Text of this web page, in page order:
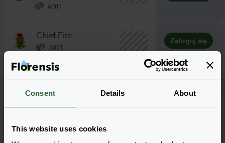
Consent Details About
This website uses cookies
6001
Chief Fire
6001
Zaloguj się
6001